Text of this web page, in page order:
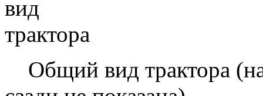
Общий вид трактора